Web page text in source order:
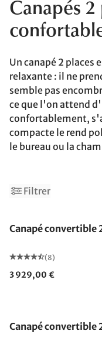
Canapés 2
Un canapé 2 places
relaxante : il ne
semble pas
ce que l'on attend
confortablement,
compacte le rend
le bureau ou la
Filtrer
Canapé convertible
(8)
3 929,00 €
Canapé convertible